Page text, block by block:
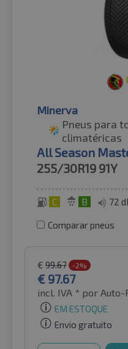
Minerva
Pneus para
climatéricas
All Season
255/30R19 91Y
C B 72
Comparar pneus
€ 99.67 -2%
€ 97.67
incl. IVA * por Auto-
EM ESTOQUE
Envio gratuito